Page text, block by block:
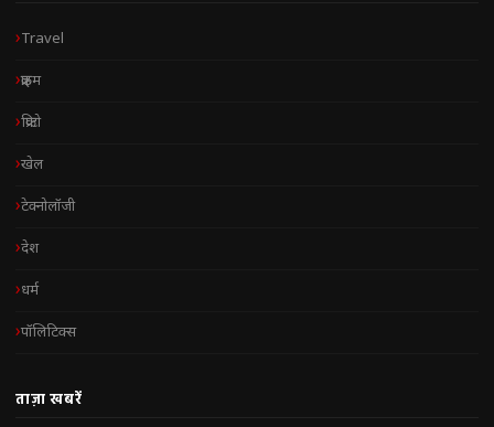
Travel
क्राइम
क्रिप्टो
खेल
टेक्नोलॉजी
देश
धर्म
पॉलिटिक्स
ताज़ा खबरें